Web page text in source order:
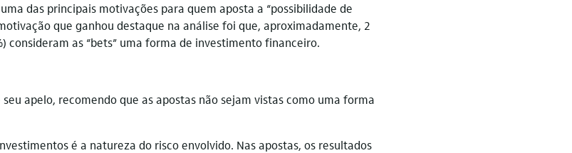
das principais motivações para quem aposta a “possibilidade de
que ganhou destaque na análise foi que, aproximadamente, 2
consideram as “bets” uma forma de investimento financeiro.
apelo, recomendo que as apostas não sejam vistas como uma forma
é a natureza do risco envolvido. Nas apostas, os resultados